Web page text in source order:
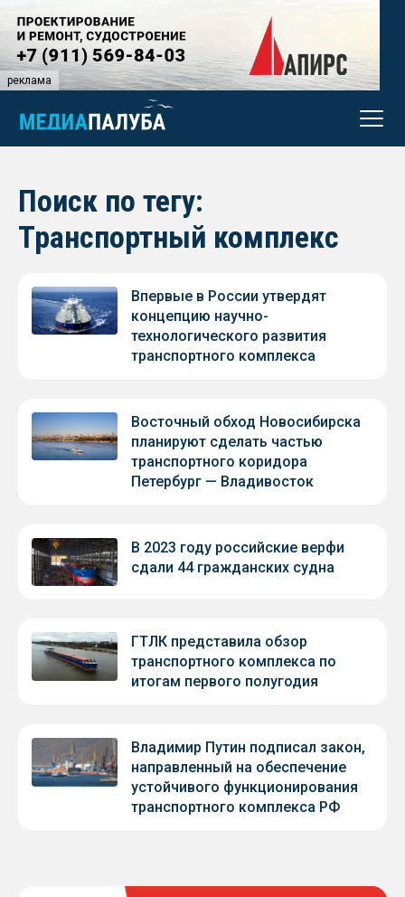
реклама
Поиск по тегу:
Транспортный комплекс
Впервые в России утвердят
концепцию научно-
технологического развития
транспортного комплекса
Восточный обход Новосибирска
планируют сделать частью
транспортного коридора
Петербург — Владивосток
В 2023 году российские верфи
сдали 44 гражданских судна
ГТЛК представила обзор
транспортного комплекса по
итогам первого полугодия
Владимир Путин подписал закон,
направленный на обеспечение
устойчивого функционирования
транспортного комплекса РФ